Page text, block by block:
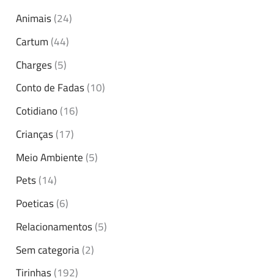
Animais(24)
Cartum(44)
Charges(5)
Conto de Fadas(10)
Cotidiano(16)
Crianças(17)
Meio Ambiente(5)
Pets(14)
Poeticas(6)
Relacionamentos(5)
Sem categoria(2)
Tirinhas(192)